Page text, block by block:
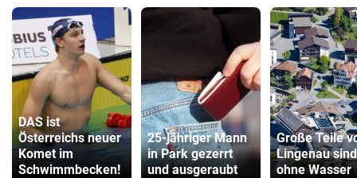
DAS ist
Österreichs neuer
Komet im
Schwimmbecken!
25-jähriger Mann
in Park gezerrt
und ausgeraubt
Große Teile
Lingenau sind
ohne Wasser